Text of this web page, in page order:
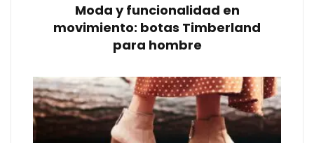
Moda y funcionalidad en
movimiento: botas Timberland
para hombre